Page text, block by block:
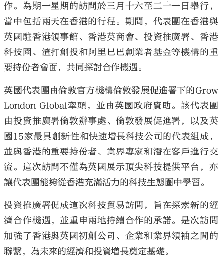
作。為期一星期的訪問於三月十六至二十一日舉行，
當中包括兩天在香港的行程。期間，代表團在香港與
英國駐香港領事館、香港英商會、投資推廣署、香港
科技園、渣打創投和阿里巴巴創業者基金等機構的重
要持份者會面，共同探討合作機遇。
英國代表團由倫敦官方機構倫敦發展促進署下的Grow
London Global牽頭，並由英國政府資助。該代表團
由投資推廣署倫敦辦事處、倫敦發展促進署，以及英
國15家最具創新性和快速增長科技公司的代表組成，
並與香港的重要持份者、業界專家和潛在客戶進行交
流。這次訪問不僅為英國展示頂尖科技提供平台，亦
讓代表團能夠從香港充滿活力的科技生態圈中學習。
投資推廣署促成這次科技貿易訪問，旨在探索新的經
濟合作機遇，並重申兩地持續合作的承諾。是次訪問
加強了香港與英國初創公司、企業和業界領袖之間的
聯繫，為未來的經濟和投資增長奠定基礎。